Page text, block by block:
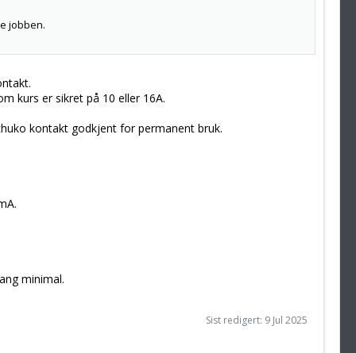
jobben.
kurs er sikret på 10 eller 16A.
kontakt godkjent for permanent bruk.
minimal.
Sist redigert: 9 Jul 2025